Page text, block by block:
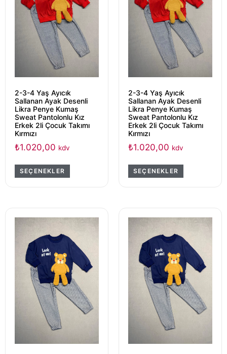
2-3-4 Yaş Ayıcık
Sallanan Ayak Desenli
Likra Penye Kumaş
Sweat Pantolonlu Kız
Erkek 2li Çocuk Takımı
Kırmızı
₺1.020,00 kdv
SEÇENEKLER
2-3-4 Yaş Ayıcık
Sallanan Ayak Desenli
Likra Penye Kumaş
Sweat Pantolonlu Kız
Erkek 2li Çocuk Takımı
Kırmızı
₺1.020,00 kdv
SEÇENEKLER